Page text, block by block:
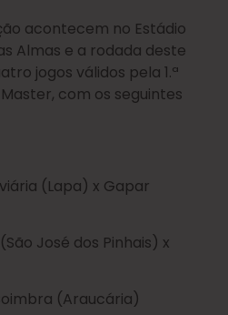
acontecem no Estádio
Almas e a rodada deste
jogos válidos pela 1.ª
com os seguintes
(Lapa) x Gapar
José dos Pinhais) x
(Araucária)